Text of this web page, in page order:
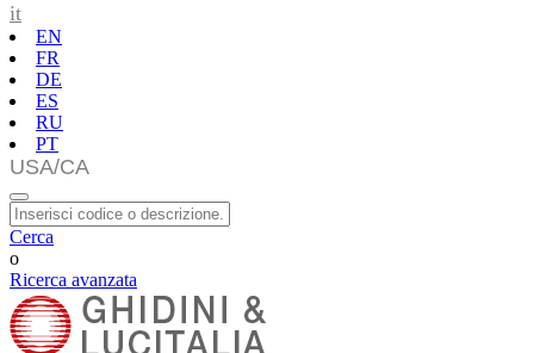
it
EN
FR
DE
ES
RU
PT
Cerca
o
Ricerca avanzata